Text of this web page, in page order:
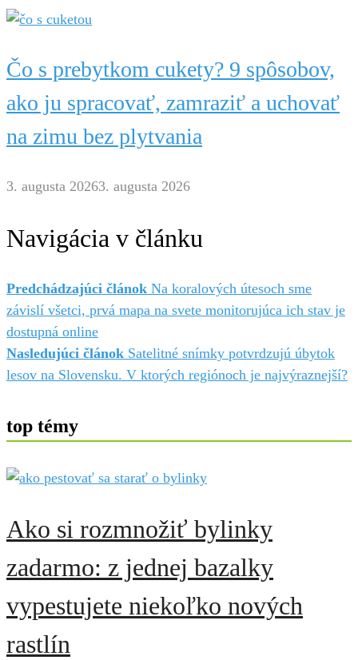
Čo s prebytkom cukety? 9 spôsobov,
ako ju spracovať, zamraziť a uchovať
na zimu bez plytvania
3. augusta 20263. augusta 2026
Navigácia v článku
Predchádzajúci článok Na koralových útesoch sme
závislí všetci, prvá mapa na svete monitorujúca ich stav je
dostupná online
Nasledujúci článok Satelitné snímky potvrdzujú úbytok
lesov na Slovensku. V ktorých regiónoch je najvýraznejší?
top témy
Ako si rozmnožiť bylinky
zadarmo: z jednej bazalky
vypestujete niekoľko nových
rastlín